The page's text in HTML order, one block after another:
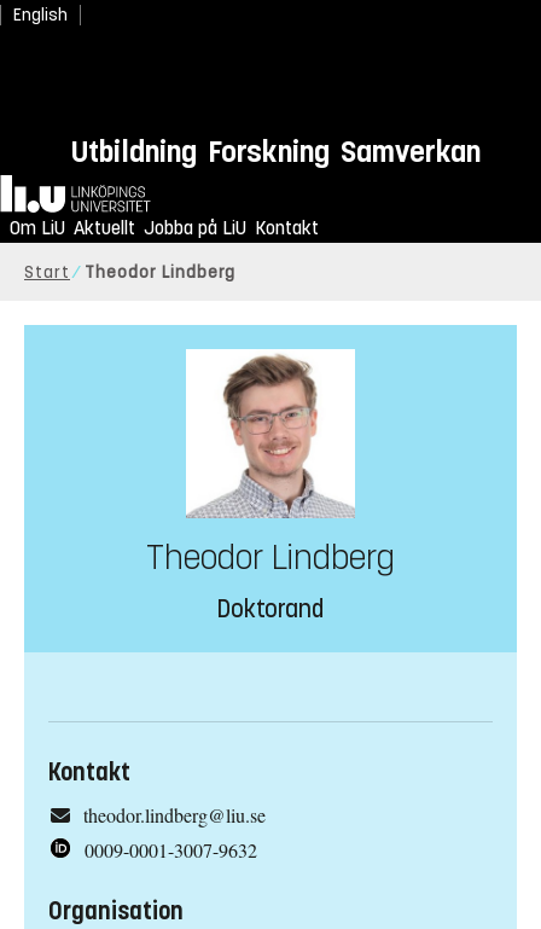
English
Utbildning Forskning Samverkan
Hem
Om LiU Aktuellt Jobba på LiU Kontakt
Start Theodor Lindberg
Theodor Lindberg
Doktorand
Kontakt
theodor.lindberg@liu.se
0009-0001-3007-9632
Organisation